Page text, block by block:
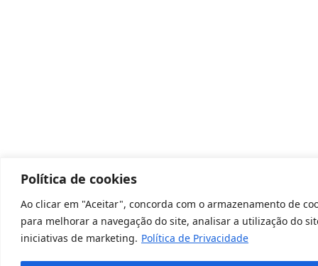
Política de cookies
Ao clicar em "Aceitar", concorda com o armazenamento de
para melhorar a navegação do site, analisar a utilização do
iniciativas de marketing. Política de Privacidade